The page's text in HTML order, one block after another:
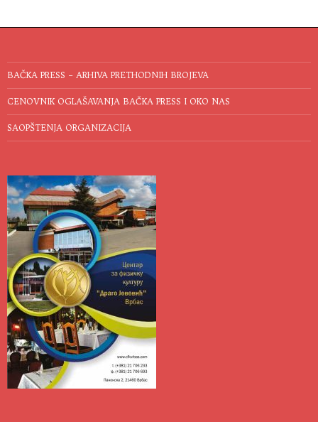
BAČKA PRESS – ARHIVA PRETHODNIH BROJEVA
CENOVNIK OGLAŠAVANJA BAČKA PRESS I OKO NAS
SAOPŠTENJA ORGANIZACIJA